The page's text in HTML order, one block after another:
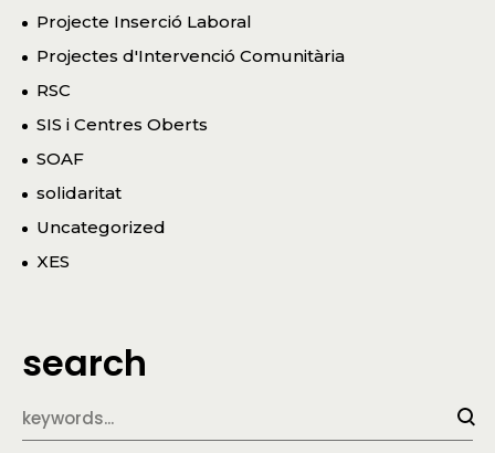
Projecte Inserció Laboral
Projectes d'Intervenció Comunitària
RSC
SIS i Centres Oberts
SOAF
solidaritat
Uncategorized
XES
search